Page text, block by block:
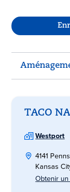
TACO
Westport
4141
Kansas
Obtenir